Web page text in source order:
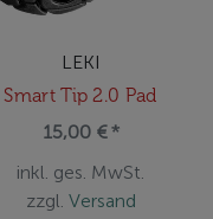
LEKI
Smart Tip 2.0 Pad
15,00 € *
inkl. ges. MwSt.
zzgl. Versand